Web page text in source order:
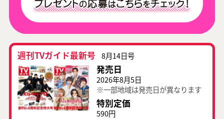
週刊TVガイド最新号 8月14日号
発売日
2026年8月5日
※一部地域は発売日が異なります
特別定価
590円